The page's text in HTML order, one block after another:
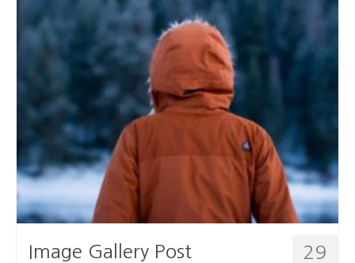
29
Image Gallery Post